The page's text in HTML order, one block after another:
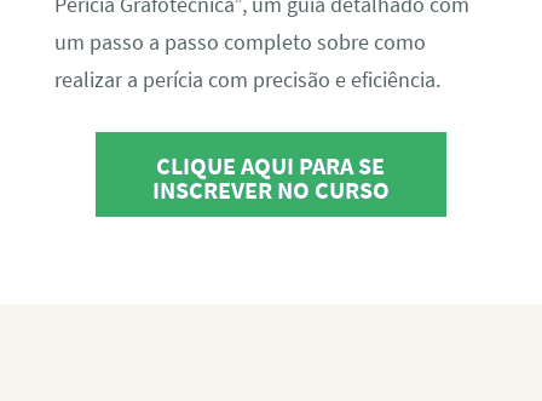
um passo a passo completo sobre como
realizar a perícia com precisão e eficiência.
CLIQUE AQUI PARA SE
INSCREVER NO CURSO